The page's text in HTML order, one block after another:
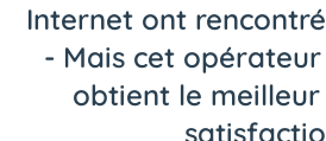
Internet ont
- Mais cet
obtient le